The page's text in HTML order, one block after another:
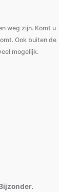
weg zijn. Komt u
Ook buiten de
mogelijk.